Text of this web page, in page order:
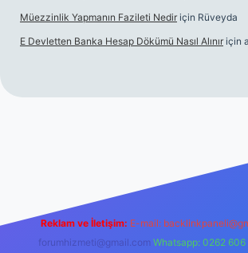
Müezzinlik Yapmanın Fazileti Nedir için Rüveyda
E Devletten Banka Hesap Dökümü Nasıl Alınır için
Reklam ve İletişim: E-mail:
forumhizmeti@gmail.com Whatsapp: 0262 606